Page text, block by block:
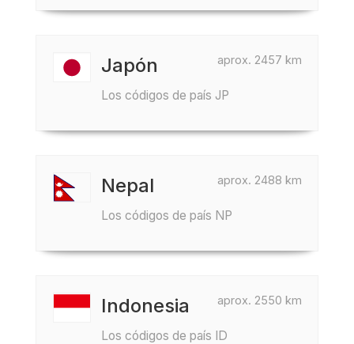
aprox. 2457 km
Japón
Los códigos de país JP
aprox. 2488 km
Nepal
Los códigos de país NP
aprox. 2550 km
Indonesia
Los códigos de país ID